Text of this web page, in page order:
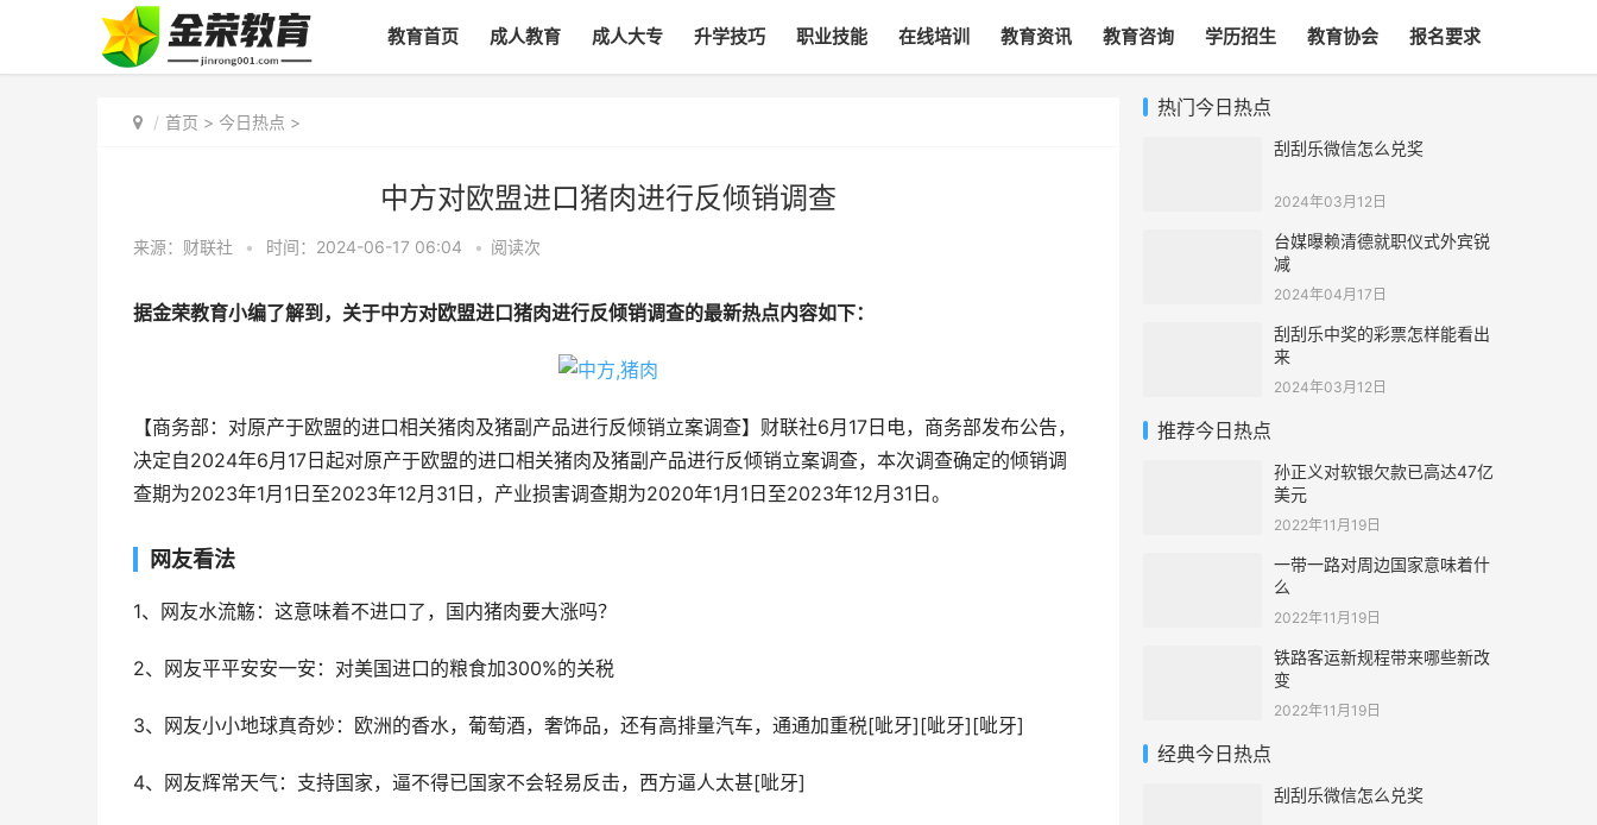
教育首页 成人教育 成人大专 升学技巧 职业技能 在线培训 教育资讯 教育咨询 学历招生 教育协会 报名要求
首页 > 今日热点 >
中方对欧盟进口猪肉进行反倾销调查
来源：财联社 • 时间：2024-06-17 06:04 • 阅读次
据金荣教育小编了解到，关于中方对欧盟进口猪肉进行反倾销调查的最新热点内容如下：
【商务部：对原产于欧盟的进口相关猪肉及猪副产品进行反倾销立案调查】财联社6月17日电，商务部发布公告，
决定自2024年6月17日起对原产于欧盟的进口相关猪肉及猪副产品进行反倾销立案调查，本次调查确定的倾销调
查期为2023年1月1日至2023年12月31日，产业损害调查期为2020年1月1日至2023年12月31日。
网友看法
1、网友水流觞：这意味着不进口了，国内猪肉要大涨吗？
2、网友平平安安一安：对美国进口的粮食加300%的关税
3、网友小小地球真奇妙：欧洲的香水，葡萄酒，奢饰品，还有高排量汽车，通通加重税[呲牙][呲牙][呲牙]
4、网友辉常天气：支持国家，逼不得已国家不会轻易反击，西方逼人太甚[呲牙]
热门今日热点
刮刮乐微信怎么兑奖
2024年03月12日
台媒曝赖清德就职仪式外宾锐
减
2024年04月17日
刮刮乐中奖的彩票怎样能看出
来
2024年03月12日
推荐今日热点
孙正义对软银欠款已高达47亿
美元
2022年11月19日
一带一路对周边国家意味着什
么
2022年11月19日
铁路客运新规程带来哪些新改
变
2022年11月19日
经典今日热点
刮刮乐微信怎么兑奖